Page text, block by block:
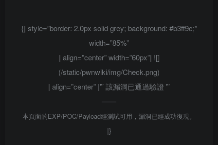
{| style=”border: 2.0px solid grey; background: #b3ff9c;”
width=”85%”
| align=”center” width=”60px”| ![]
(/static/pwnwiki/img/Check.png)
| align=”center” |”’該漏洞已通過驗證 ”’
——
本頁面的EXP/POC/Payload經測試可用，漏洞已經成功復現。
|}